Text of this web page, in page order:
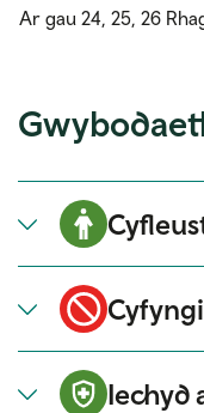
Ar gau 24, 25, 26
Iechyd